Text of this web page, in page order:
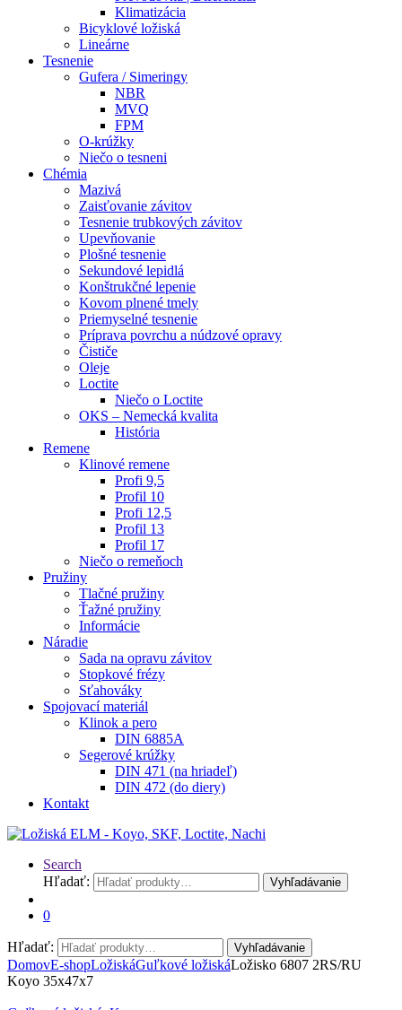
Klimatizácia
Bicyklové ložiská
Lineárne
Tesnenie
Gufera / Simeringy
NBR
MVQ
FPM
O-krúžky
Niečo o tesneni
Chémia
Mazivá
Zaisťovanie závitov
Tesnenie trubkových závitov
Upevňovanie
Plošné tesnenie
Sekundové lepidlá
Konštrukčné lepenie
Kovom plnené tmely
Priemyselné tesnenie
Príprava povrchu a núdzové opravy
Čističe
Oleje
Loctite
Niečo o Loctite
OKS – Nemecká kvalita
História
Remene
Klinové remene
Profi 9,5
Profil 10
Profi 12,5
Profil 13
Profil 17
Niečo o remeňoch
Pružiny
Tlačné pružiny
Ťažné pružiny
Informácie
Náradie
Sada na opravu závitov
Stopkové frézy
Sťahováky
Spojovací materiál
Klinok a pero
DIN 6885A
Segerové krúžky
DIN 471 (na hriadeľ)
DIN 472 (do diery)
Kontakt
Search
Hľadať:
Vyhľadávanie
0
Hľadať: Vyhľadávanie
DomovE-shopLožiskáGuľkové ložiskáLožisko 6807 2RS/RU
Koyo 35x47x7